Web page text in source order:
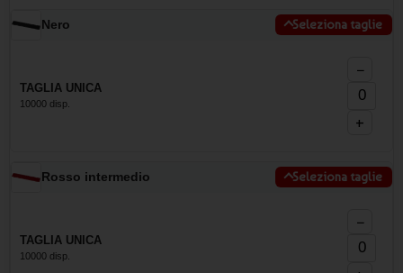
Nero Seleziona taglie
TAGLIA UNICA
10000 disp.
−
+
Rosso intermedio Seleziona taglie
TAGLIA UNICA
10000 disp.
−